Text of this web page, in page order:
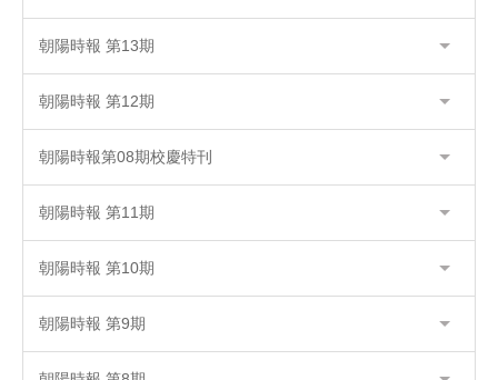
朝陽時報 第13期
朝陽時報 第12期
朝陽時報第08期校慶特刊
朝陽時報 第11期
朝陽時報 第10期
朝陽時報 第9期